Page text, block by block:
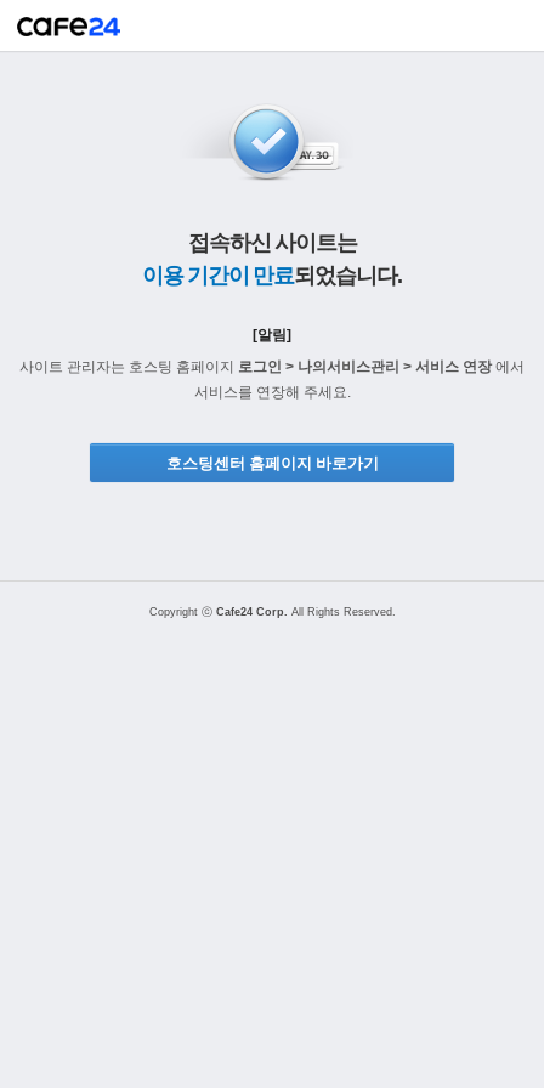
접속하신 사이트는
이용 기간이 만료되었습니다.
[알림]
사이트 관리자는 호스팅 홈페이지 로그인 > 나의서비스관리 > 서비스 연장에서
서비스를 연장해 주세요.
호스팅센터 홈페이지 바로가기
Copyright ⓒ Cafe24 Corp. All Rights Reserved.